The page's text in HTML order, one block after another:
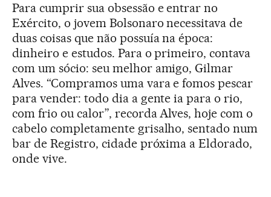
Para cumprir sua obsessão e entrar no
Exército, o jovem Bolsonaro necessitava de
duas coisas que não possuía na época:
dinheiro e estudos. Para o primeiro, contava
com um sócio: seu melhor amigo, Gilmar
Alves. “Compramos uma vara e fomos pescar
para vender: todo dia a gente ia para o rio,
com frio ou calor”, recorda Alves, hoje com o
cabelo completamente grisalho, sentado num
bar de Registro, cidade próxima a Eldorado,
onde vive.